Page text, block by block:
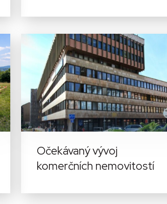
Očekávaný vývoj
komerčních nemovitostí